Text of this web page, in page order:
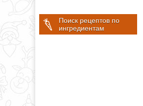
Поиск рецептов по
ингредиентам